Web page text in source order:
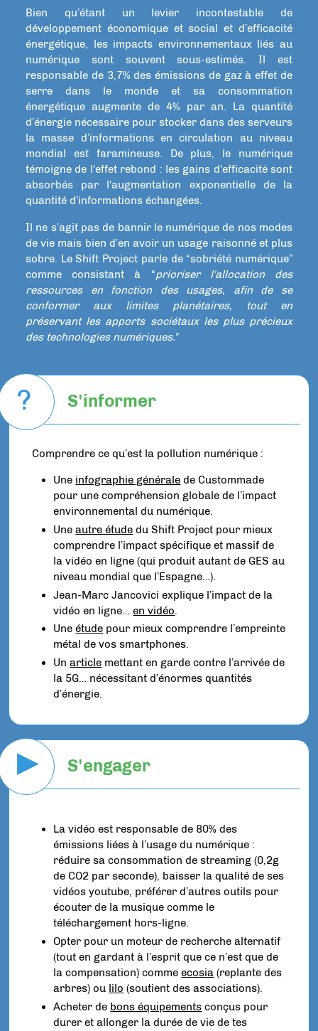
Bien qu’étant un levier incontestable de
développement économique et social et d’efficacité
énergétique, les impacts environnementaux liés au
numérique sont souvent sous-estimés. Il est
responsable de 3,7% des émissions de gaz à effet de
serre dans le monde et sa consommation
énergétique augmente de 4% par an. La quantité
d’énergie nécessaire pour stocker dans des serveurs
la masse d’informations en circulation au niveau
mondial est faramineuse. De plus, le numérique
témoigne de l'effet rebond : les gains d'efficacité sont
absorbés par l'augmentation exponentielle de la
quantité d'informations échangées.
Il ne s’agit pas de bannir le numérique de nos modes
de vie mais bien d’en avoir un usage raisonné et plus
sobre. Le Shift Project parle de “sobriété numérique”
comme consistant à “prioriser l’allocation des
ressources en fonction des usages, afin de se
conformer aux limites planétaires, tout en
préservant les apports sociétaux les plus précieux
des technologies numériques.”
? S'informer
Comprendre ce qu’est la pollution numérique :
Une infographie générale de Custommade
pour une compréhension globale de l’impact
environnemental du numérique.
Uneautre étude du Shift Project pour mieux
comprendre l’impact spécifique et massif de
la vidéo en ligne (qui produit autant de GES au
niveau mondial que l’Espagne…).
Jean-Marc Jancovici explique l’impact de la
vidéo en ligne…en vidéo.
Uneétude pour mieux comprendre l’empreinte
métal de vos smartphones.
Unarticle mettant en garde contre l’arrivée de
la 5G… nécessitant d’énormes quantités
d’énergie.
▶ S'engager
La vidéo est responsable de 80% des
émissions liées à l’usage du numérique :
réduire sa consommation de streaming (0,2g
de CO2 par seconde), baisser la qualité de ses
vidéos youtube, préférer d’autres outils pour
écouter de la musique comme le
téléchargement hors-ligne.
Opter pour un moteur de recherche alternatif
(tout en gardant à l’esprit que ce n’est que de
la compensation) commeecosia (replante des
arbres) ou lilo (soutient des associations).
Acheter de bons équipements conçus pour
durer et allonger la durée de vie de tes